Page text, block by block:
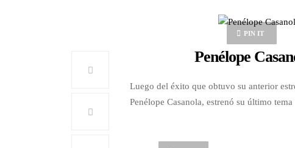
PIN IT
Penélope
Luego del éxito que obtuvo su anterior
Penélope Casanola, estrenó su último